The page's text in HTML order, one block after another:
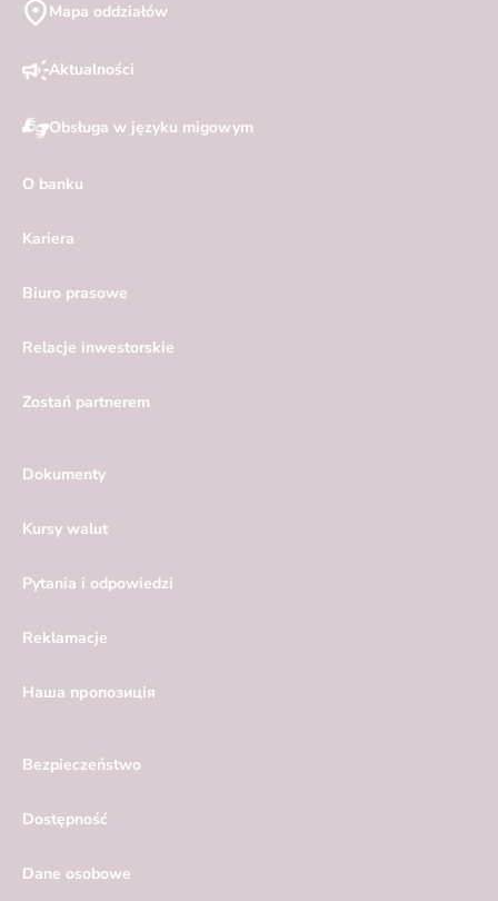
Mapa oddziałów
Aktualności
Obsługa w języku migowym
O banku
Kariera
Biuro prasowe
Relacje inwestorskie
Zostań partnerem
Dokumenty
Kursy walut
Pytania i odpowiedzi
Reklamacje
Hаша пропозиція
Bezpieczeństwo
Dostępność
Dane osobowe